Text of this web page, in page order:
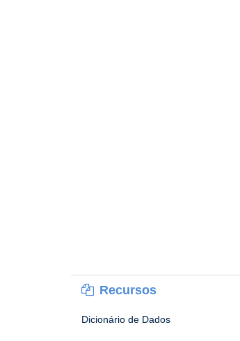
Recursos
Dicionário de Dados